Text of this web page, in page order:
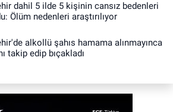
dahil 5 ilde 5 kişinin cansız bedenleri
Ölüm nedenleri araştırılıyor
alkollü şahıs hamama alınmayınca
takip edip bıçakladı